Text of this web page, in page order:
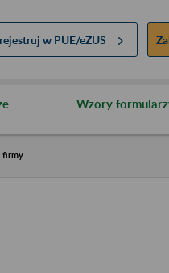
w PUE/eZUS
Wzory
firmy